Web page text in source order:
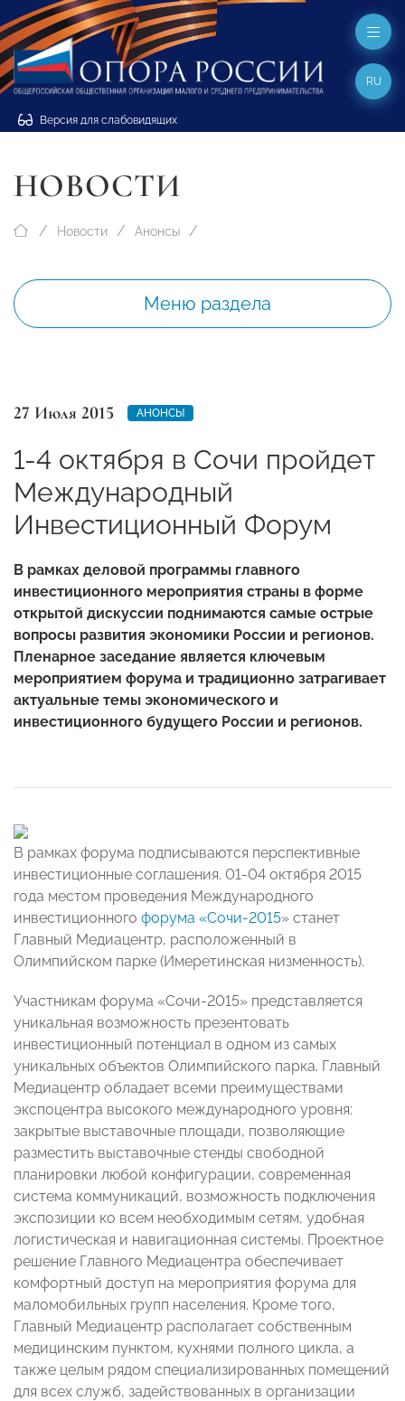
Версия для слабовидящих
RU
НОВОСТИ
Новости Анонсы
Меню раздела
27 Июля 2015 АНОНСЫ
1-4 октября в Сочи пройдет
Международный
Инвестиционный Форум
В рамках деловой программы главного
инвестиционного мероприятия страны в форме
открытой дискуссии поднимаются самые острые
вопросы развития экономики России и регионов.
Пленарное заседание является ключевым
мероприятием форума и традиционно затрагивает
актуальные темы экономического и
инвестиционного будущего России и регионов.
В рамках форума подписываются перспективные
инвестиционные соглашения. 01-04 октября 2015
года местом проведения Международного
инвестиционного форума «Сочи-2015» станет
Главный Медиацентр, расположенный в
Олимпийском парке (Имеретинская низменность).
Участникам форума «Сочи-2015» представляется
уникальная возможность презентовать
инвестиционный потенциал в одном из самых
уникальных объектов Олимпийского парка. Главный
Медиацентр обладает всеми преимуществами
экспоцентра высокого международного уровня:
закрытые выставочные площади, позволяющие
разместить выставочные стенды свободной
планировки любой конфигурации, современная
система коммуникаций, возможность подключения
экспозиции ко всем необходимым сетям, удобная
логистическая и навигационная системы. Проектное
решение Главного Медиацентра обеспечивает
комфортный доступ на мероприятия форума для
маломобильных групп населения. Кроме того,
Главный Медиацентр располагает собственным
медицинским пунктом, кухнями полного цикла, а
также целым рядом специализированных помещений
для всех служб, задействованных в организации